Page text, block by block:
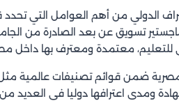
الدولي من أهم العوامل التي
تسويق عن بعد الصادرة من
معتمدة ومعترف بها داخل